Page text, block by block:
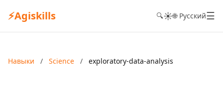
⚡Agiskills 🔍☀️🌐 Русский☰
Навыки / Science / exploratory-data-analysis